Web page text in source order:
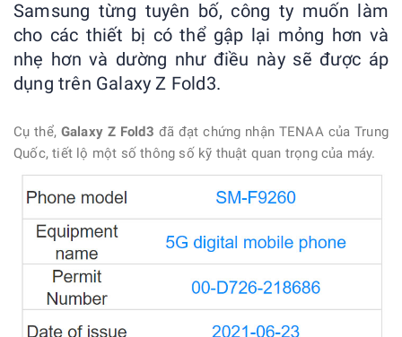
Samsung từng tuyên bố, công ty muốn làm
cho các thiết bị có thể gập lại mỏng hơn và
nhẹ hơn và dường như điều này sẽ được áp
dụng trên Galaxy Z Fold3.
Cụ thể, Galaxy Z Fold3 đã đạt chứng nhận TENAA của Trung
Quốc, tiết lộ một số thông số kỹ thuật quan trọng của máy.